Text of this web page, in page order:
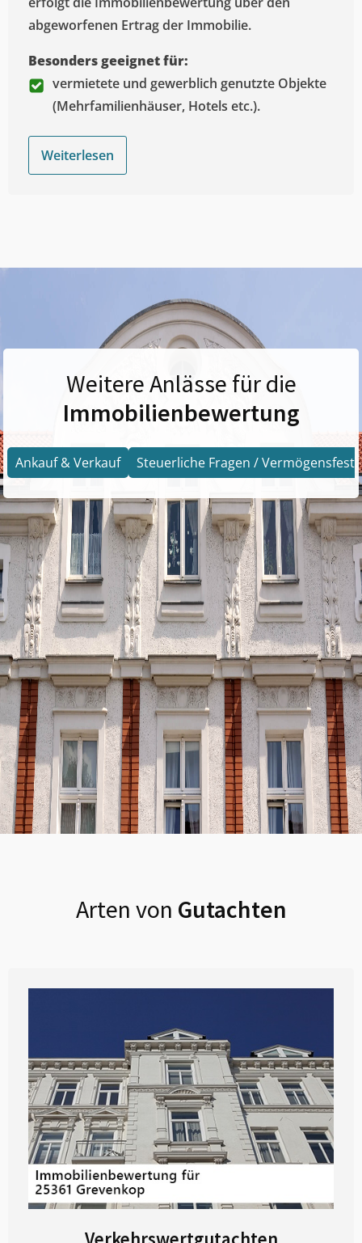
abgeworfenen Ertrag der Immobilie.
Besonders geeignet für:
vermietete und gewerblich genutzte Objekte
(Mehrfamilienhäuser, Hotels etc.).
Weiterlesen
Weitere Anlässe für die
Immobilienbewertung
Ankauf & Verkauf Steuerliche Fragen /
Arten von Gutachten